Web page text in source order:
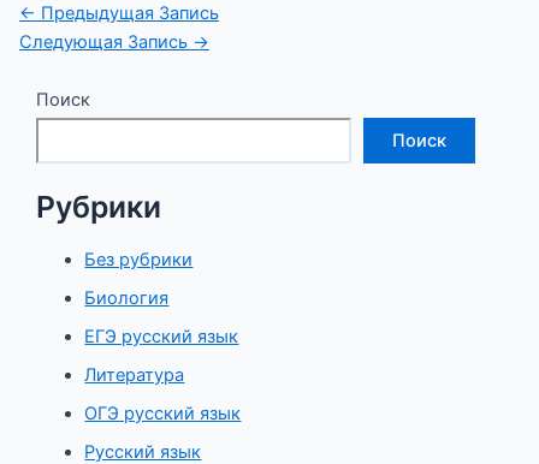
Навигация
по
← Предыдущая Запись
Следующая Запись →
Поиск
Поиск
Рубрики
Без рубрики
Биология
ЕГЭ русский язык
Литература
ОГЭ русский язык
Русский язык